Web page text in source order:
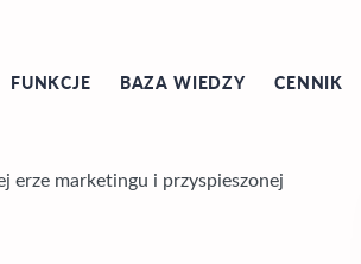
FUNKCJE BAZA WIEDZY CENNIK
erze marketingu i przyspieszonej